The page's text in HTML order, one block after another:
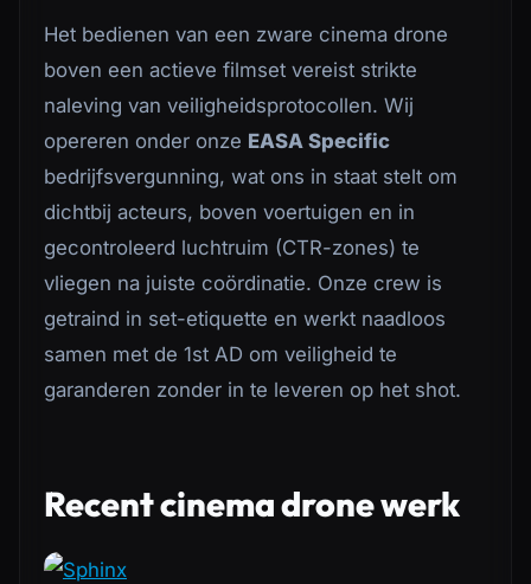
Het bedienen van een zware cinema drone
boven een actieve filmset vereist strikte
naleving van veiligheidsprotocollen. Wij
opereren onder onze EASA Specific
bedrijfsvergunning, wat ons in staat stelt om
dichtbij acteurs, boven voertuigen en in
gecontroleerd luchtruim (CTR-zones) te
vliegen na juiste coördinatie. Onze crew is
getraind in set-etiquette en werkt naadloos
samen met de 1st AD om veiligheid te
garanderen zonder in te leveren op het shot.
Recent cinema drone werk